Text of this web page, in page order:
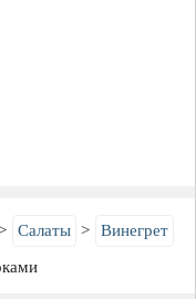
Салаты Винегрет